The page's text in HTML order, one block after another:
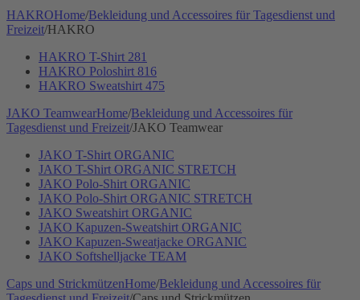
HAKROHome/Bekleidung und Accessoires für Tagesdienst und
Freizeit/HAKRO
HAKRO T-Shirt 281
HAKRO Poloshirt 816
HAKRO Sweatshirt 475
JAKO TeamwearHome/Bekleidung und Accessoires für
Tagesdienst und Freizeit/JAKO Teamwear
JAKO T-Shirt ORGANIC
JAKO T-Shirt ORGANIC STRETCH
JAKO Polo-Shirt ORGANIC
JAKO Polo-Shirt ORGANIC STRETCH
JAKO Sweatshirt ORGANIC
JAKO Kapuzen-Sweatshirt ORGANIC
JAKO Kapuzen-Sweatjacke ORGANIC
JAKO Softshelljacke TEAM
Caps und StrickmützenHome/Bekleidung und Accessoires für